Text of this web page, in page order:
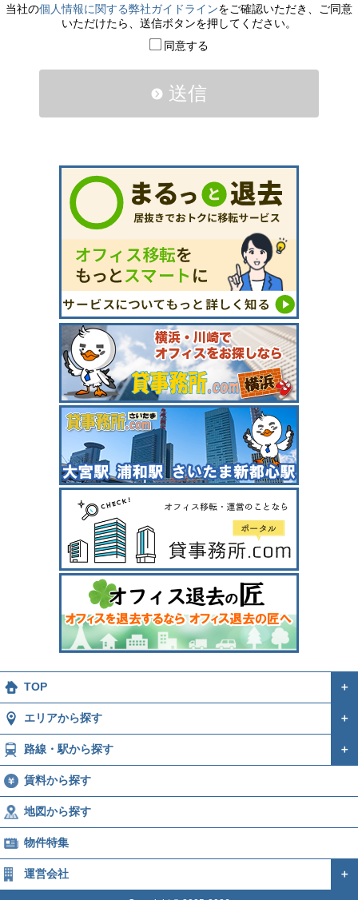
当社の個人情報に関する弊社ガイドラインをご確認いただき、ご同意
いただけたら、送信ボタンを押してください。
同意する
送信
TOP ＋
エリアから探す ＋
路線・駅から探す ＋
賃料から探す
地図から探す
物件特集
運営会社 ＋